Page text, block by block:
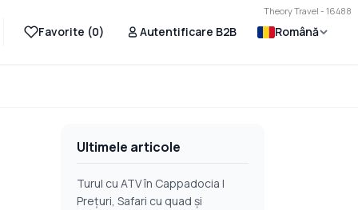
Theory Travel - 16488
Favorite (0) Autentificare B2B Română
Ultimele articole
Turul cu ATV în Cappadocia |
Prețuri, Safari cu quad și